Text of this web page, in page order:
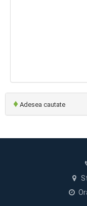
♦ Adesea cautate